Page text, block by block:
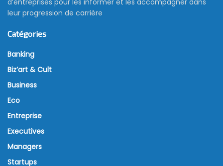
d’entreprises pour les informer et les accompagner dans
leur progression de carrière
Catégories
Banking
Biz’art & Cult
Business
Eco
Entreprise
Executives
Managers
Startups